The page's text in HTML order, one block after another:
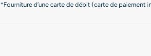
d’une carte de débit (carte de paiement